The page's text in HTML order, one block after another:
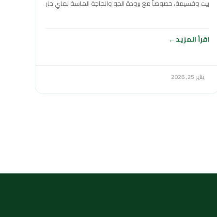
بيت وقسيمة، خصوصاً مع برودة الجو والحاجة الماسة لماي حار
اقرأ المزيد
يناير 25, 2026